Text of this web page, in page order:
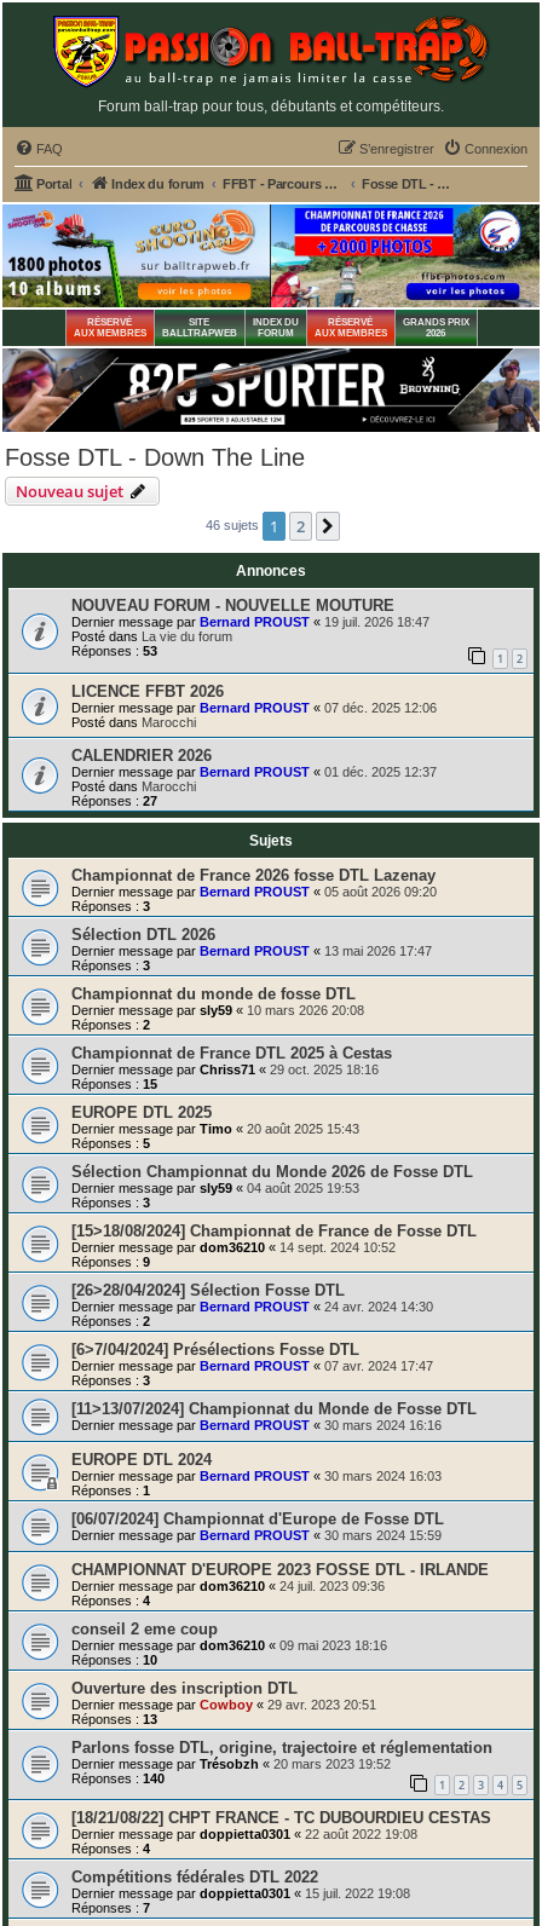
Forum ball-trap pour tous, débutants et compétiteurs.
FAQ Connexion
S’enregistrer
Portal Index du forum FFBT - Parcours chasse, Compak, English Sporting, FU, DTL, Hélices, Sanglier courant Fosse DTL - Down The Line
RÉSERVÉ
AUX MEMBRES
SITE
BALLTRAPWEB
INDEX DU
FORUM
RÉSERVÉ
AUX MEMBRES
GRANDS PRIX
2026
Fosse DTL - Down The Line
Nouveau sujet
46 sujets 1 2
Annonces
NOUVEAU FORUM - NOUVELLE MOUTURE
Dernier message par Bernard PROUST « 19 juil. 2026 18:47
Posté dans La vie du forum
Réponses : 53 1 2
LICENCE FFBT 2026
Dernier message par Bernard PROUST « 07 déc. 2025 12:06
Posté dans Marocchi
CALENDRIER 2026
Dernier message par Bernard PROUST « 01 déc. 2025 12:37
Posté dans Marocchi
Réponses : 27
Sujets
Championnat de France 2026 fosse DTL Lazenay
Dernier message par Bernard PROUST « 05 août 2026 09:20
Réponses : 3
Sélection DTL 2026
Dernier message par Bernard PROUST « 13 mai 2026 17:47
Réponses : 3
Championnat du monde de fosse DTL
Dernier message par sly59 « 10 mars 2026 20:08
Réponses : 2
Championnat de France DTL 2025 à Cestas
Dernier message par Chriss71 « 29 oct. 2025 18:16
Réponses : 15
EUROPE DTL 2025
Dernier message par Timo « 20 août 2025 15:43
Réponses : 5
Sélection Championnat du Monde 2026 de Fosse DTL
Dernier message par sly59 « 04 août 2025 19:53
Réponses : 3
[15>18/08/2024] Championnat de France de Fosse DTL
Dernier message par dom36210 « 14 sept. 2024 10:52
Réponses : 9
[26>28/04/2024] Sélection Fosse DTL
Dernier message par Bernard PROUST « 24 avr. 2024 14:30
Réponses : 2
[6>7/04/2024] Présélections Fosse DTL
Dernier message par Bernard PROUST « 07 avr. 2024 17:47
Réponses : 3
[11>13/07/2024] Championnat du Monde de Fosse DTL
Dernier message par Bernard PROUST « 30 mars 2024 16:16
EUROPE DTL 2024
Dernier message par Bernard PROUST « 30 mars 2024 16:03
Réponses : 1
[06/07/2024] Championnat d'Europe de Fosse DTL
Dernier message par Bernard PROUST « 30 mars 2024 15:59
CHAMPIONNAT D'EUROPE 2023 FOSSE DTL - IRLANDE
Dernier message par dom36210 « 24 juil. 2023 09:36
Réponses : 4
conseil 2 eme coup
Dernier message par dom36210 « 09 mai 2023 18:16
Réponses : 10
Ouverture des inscription DTL
Dernier message par Cowboy « 29 avr. 2023 20:51
Réponses : 13
Parlons fosse DTL, origine, trajectoire et réglementation
Dernier message par Trésobzh « 20 mars 2023 19:52
Réponses : 140 1 2 3 4 5
[18/21/08/22] CHPT FRANCE - TC DUBOURDIEU CESTAS
Dernier message par doppietta0301 « 22 août 2022 19:08
Réponses : 4
Compétitions fédérales DTL 2022
Dernier message par doppietta0301 « 15 juil. 2022 19:08
Réponses : 7